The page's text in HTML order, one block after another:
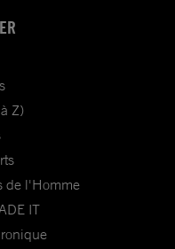
Z)
de l'Homme
IT